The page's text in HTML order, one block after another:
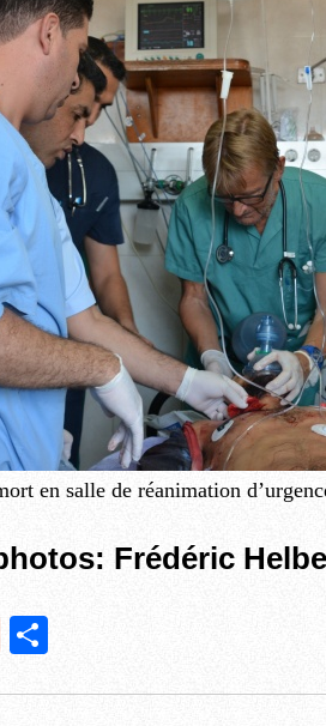
en salle de réanimation
Frédéric
R